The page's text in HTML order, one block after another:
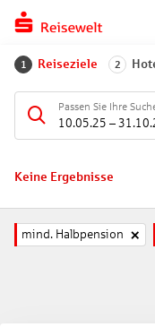
1 Reiseziele 2
Passen Sie Ihre
10.05.25 –
Keine Ergebnisse
mind. Halbpension